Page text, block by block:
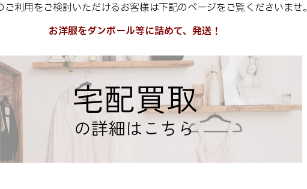
ご利用をご検討いただけるお客様は下記のページをご覧くださいませ。
お洋服をダンボール等に詰めて、発送！